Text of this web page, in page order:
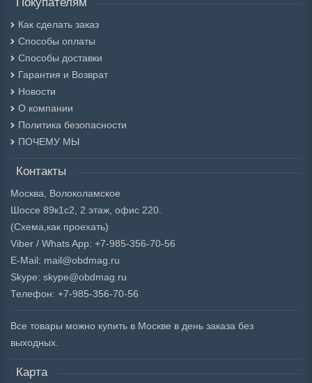
Как сделать заказ
Способы оплаты
Способы доставки
Гарантия и Возврат
Новости
О компании
Политика безопасности
ПОЧЕМУ МЫ
Контакты
Москва, Волоколамское
Шоссе 89к1с2, 2 этаж, офис 220.
(Схема, как проехать)
Viber / Whats App: +7-985-356-70-56
E-Mail: mail@obdmag.ru
Skype: skype@obdmag.ru
Телефон: +7-985-356-70-56
Все товары можно купить в Москве в день заказа без
выходных.
Карта